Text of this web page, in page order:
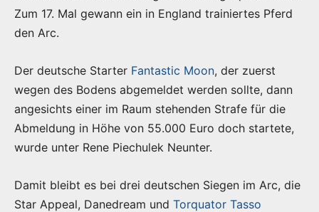
Zum 17. Mal gewann ein in England trainiertes Pferd
den Arc.
Der deutsche Starter Fantastic Moon, der zuerst
wegen des Bodens abgemeldet werden sollte, dann
angesichts einer im Raum stehenden Strafe für die
Abmeldung in Höhe von 55.000 Euro doch startete,
wurde unter Rene Piechulek Neunter.
Damit bleibt es bei drei deutschen Siegen im Arc, die
Star Appeal, Danedream und Torquator Tasso